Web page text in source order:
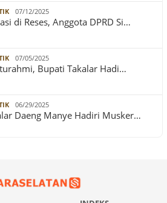
07/12/2025
di Reses, Anggota DPRD Si…
07/05/2025
Bupati Takalar Hadi…
06/29/2025
Daeng Manye Hadiri Musker…